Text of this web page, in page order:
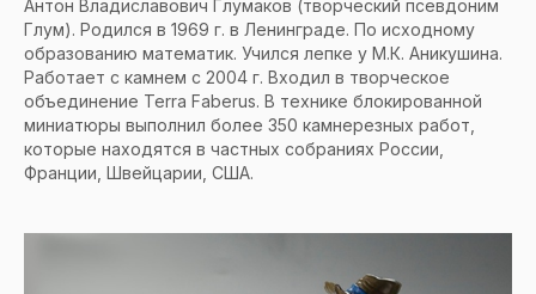
Антон Владиславович Глумаков (творческий псевдоним
Глум). Родился в 1969 г. в Ленинграде. По исходному
образованию математик. Учился лепке у М.К. Аникушина.
Работает с камнем с 2004 г. Входил в творческое
объединение Terra Faberus. В технике блокированной
миниатюры выполнил более 350 камнерезных работ,
которые находятся в частных собраниях России,
Франции, Швейцарии, США.